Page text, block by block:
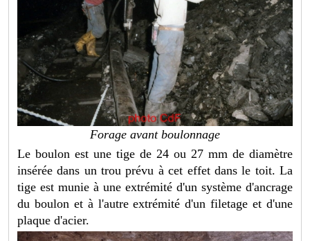
Forage avant boulonnage
Le boulon est une tige de 24 ou 27 mm de diamètre
insérée dans un trou prévu à cet effet dans le toit. La
tige est munie à une extrémité d'un système d'ancrage
du boulon et à l'autre extrémité d'un filetage et d'une
plaque d'acier.